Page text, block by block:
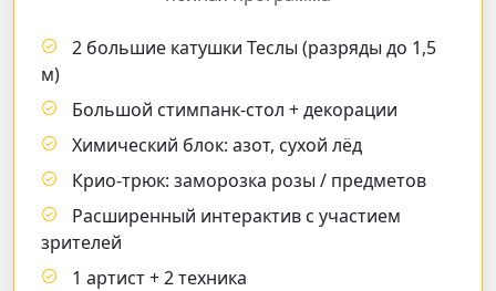
2 большие катушки Теслы (разряды до 1,5
м)
Большой стимпанк-стол + декорации
Химический блок: азот, сухой лёд
Крио-трюк: заморозка розы / предметов
Расширенный интерактив с участием
зрителей
1 артист + 2 техника